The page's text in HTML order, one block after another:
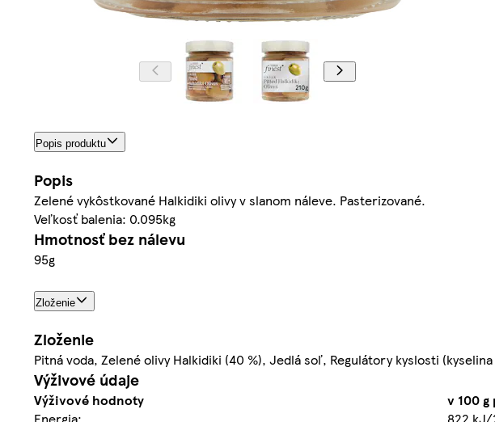
Popis produktu
Popis
Zelené vykôstkované Halkidiki olivy v slanom náleve. Pasterizované.
Veľkosť balenia: 0.095kg
Hmotnosť bez nálevu
95g
Zloženie
Zloženie
Pitná voda, Zelené olivy Halkidiki (40 %), Jedlá soľ, Regulátory kyslosti
Výživové údaje
Výživové hodnoty
v 100
Energia:
822